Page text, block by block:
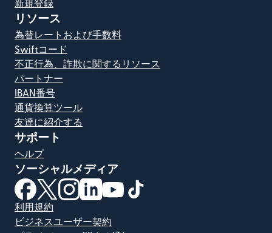
新規登録
リソース
為替レートおよび手数料
Swiftコード
不正行為、詐欺に関するリソース
パートナー
IBAN番号
通貨換算ツール
友達に紹介する
サポート
ヘルプ
ソーシャルメディア
（別ウィンドウで開きます）
（別ウィンドウで開きます）
（別ウィンドウで開きます）
（別ウィンドウで開きます）
（別ウィンドウで開きます）
利用規約
ビジネスユーザー契約